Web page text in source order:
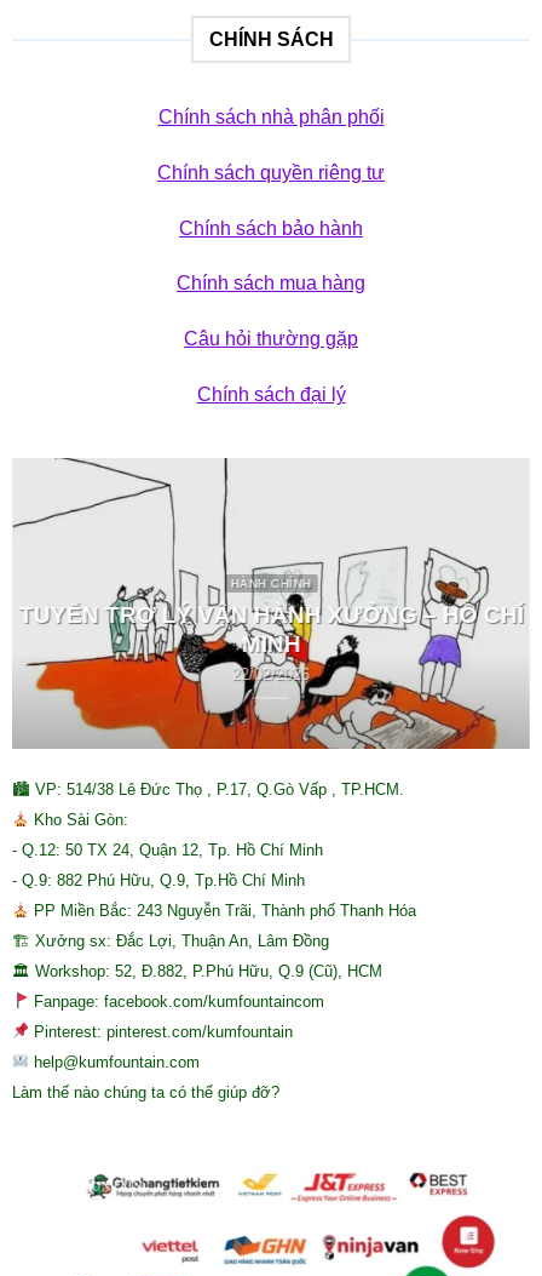
CHÍNH SÁCH
Chính sách nhà phân phối
Chính sách quyền riêng tư
Chính sách bảo hành
Chính sách mua hàng
Câu hỏi thường gặp
Chính sách đại lý
HÀNH CHÍNH
TUYỂN TRỢ LÝ VẬN HÀNH XƯỞNG – HỒ CHÍ
MINH
22/02/2026
🏙 VP: 514/38 Lê Đức Thọ , P.17, Q.Gò Vấp , TP.HCM.
Kho Sài Gòn:
- Q.12: 50 TX 24, Quận 12, Tp. Hồ Chí Minh
- Q.9: 882 Phú Hữu, Q.9, Tp.Hồ Chí Minh
PP Miền Bắc: 243 Nguyễn Trãi, Thành phố Thanh Hóa
🏗 Xưởng sx: Đắc Lợi, Thuận An, Lâm Đồng
🏛 Workshop: 52, Đ.882, P.Phú Hữu, Q.9 (Cũ), HCM
Fanpage: facebook.com/kumfountaincom
Pinterest: pinterest.com/kumfountain
help@kumfountain.com
Làm thế nào chúng ta có thể giúp đỡ?